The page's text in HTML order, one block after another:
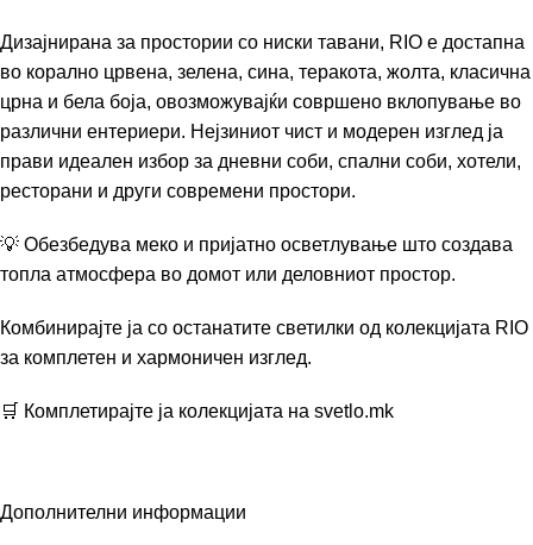
Дизајнирана за простории со ниски тавани, RIO е достапна
во корално црвена, зелена, сина, теракота, жолта, класична
црна и бела боја, овозможувајќи совршено вклопување во
различни ентериери. Нејзиниот чист и модерен изглед ја
прави идеален избор за дневни соби, спални соби, хотели,
ресторани и други современи простори.
💡 Обезбедува меко и пријатно осветлување што создава
топла атмосфера во домот или деловниот простор.
Комбинирајте ја со останатите светилки од колекцијата RIO
за комплетен и хармоничен изглед.
🛒 Комплетирајте ја колекцијата на svetlo.mk
Дополнителни информации